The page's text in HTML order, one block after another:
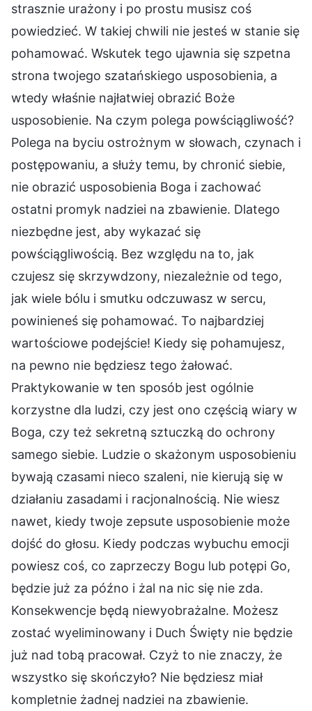
strasznie urażony i po prostu musisz coś
powiedzieć. W takiej chwili nie jesteś w stanie się
pohamować. Wskutek tego ujawnia się szpetna
strona twojego szatańskiego usposobienia, a
wtedy właśnie najłatwiej obrazić Boże
usposobienie. Na czym polega powściągliwość?
Polega na byciu ostrożnym w słowach, czynach i
postępowaniu, a służy temu, by chronić siebie,
nie obrazić usposobienia Boga i zachować
ostatni promyk nadziei na zbawienie. Dlatego
niezbędne jest, aby wykazać się
powściągliwością. Bez względu na to, jak
czujesz się skrzywdzony, niezależnie od tego,
jak wiele bólu i smutku odczuwasz w sercu,
powinieneś się pohamować. To najbardziej
wartościowe podejście! Kiedy się pohamujesz,
na pewno nie będziesz tego żałować.
Praktykowanie w ten sposób jest ogólnie
korzystne dla ludzi, czy jest ono częścią wiary w
Boga, czy też sekretną sztuczką do ochrony
samego siebie. Ludzie o skażonym usposobieniu
bywają czasami nieco szaleni, nie kierują się w
działaniu zasadami i racjonalnością. Nie wiesz
nawet, kiedy twoje zepsute usposobienie może
dojść do głosu. Kiedy podczas wybuchu emocji
powiesz coś, co zaprzeczy Bogu lub potępi Go,
będzie już za późno i żal na nic się nie zda.
Konsekwencje będą niewyobrażalne. Możesz
zostać wyeliminowany i Duch Święty nie będzie
już nad tobą pracował. Czyż to nie znaczy, że
wszystko się skończyło? Nie będziesz miał
kompletnie żadnej nadziei na zbawienie.